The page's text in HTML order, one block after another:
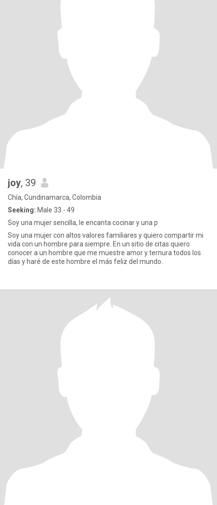
joy, 39
Chía, Cundinamarca, Colombia
Seeking: Male 33 - 49
Soy una mujer sencilla, le encanta cocinar y una p
Soy una mujer con altos valores familiares y quiero compartir mi
vida con un hombre para siempre. En un sitio de citas quiero
conocer a un hombre que me muestre amor y ternura todos los
días y haré de este hombre el más feliz del mundo.